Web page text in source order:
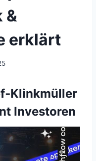
&
erklärt
Investoren